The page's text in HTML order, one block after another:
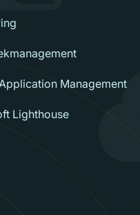
Management
Lighthouse